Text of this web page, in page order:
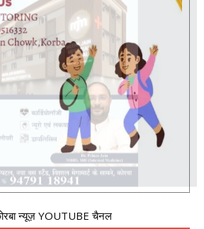
न्यूज़ YOUTUBE चैनल